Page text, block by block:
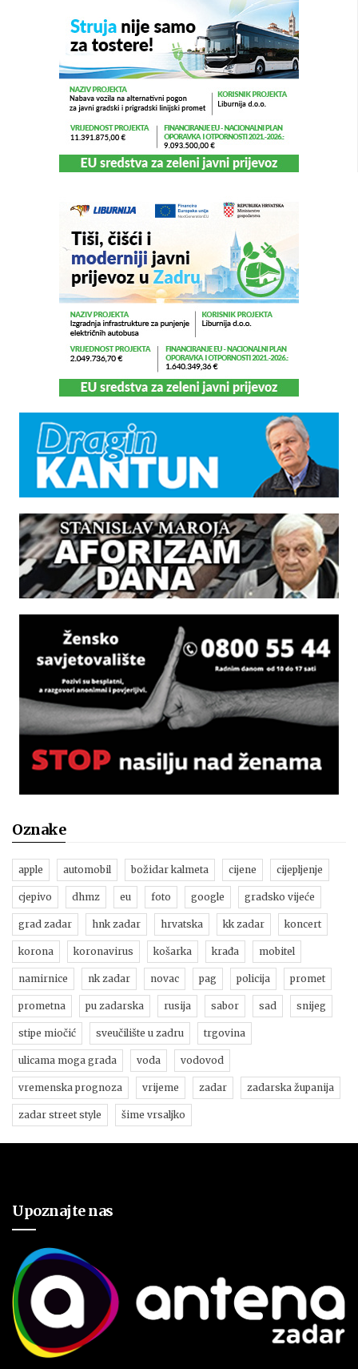
Oznake
apple automobil božidar kalmeta cijene cijepljenje
cjepivo dhmz eu foto google gradsko vijeće
grad zadar hnk zadar hrvatska kk zadar koncert
korona koronavirus košarka krađa mobitel
namirnice nk zadar novac pag policija promet
prometna pu zadarska rusija sabor sad snijeg
stipe miočić sveučilište u zadru trgovina
ulicama moga grada voda vodovod
vremenska prognoza vrijeme zadar zadarska županija
zadar street style šime vrsaljko
Upoznajte nas